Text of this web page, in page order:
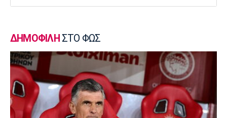
13:10
Μπάσκετ Ελλάδα
Επέστρεψε στην Καρδίτσα ο Οκόρο
13:00
Βόλεϊ Ευρώπη
Oι ευχές της ΕΟΕ στις Εθνικές Ομάδες βόλεϊ
ΔΗΜΟΦΙΛΗ ΣΤΟ ΦΩΣ